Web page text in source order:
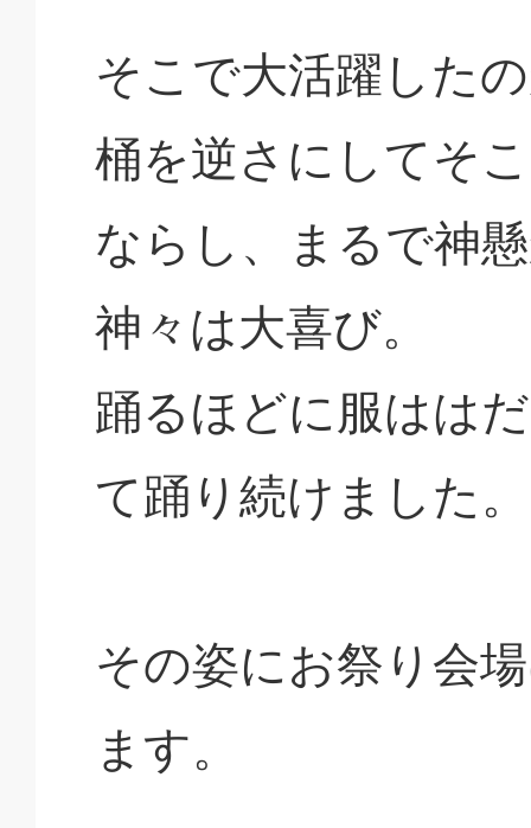
そこで大活躍した
桶を逆さにしてそ
ならし、まるで神
神々は大喜び。
踊るほどに服はは
て踊り続けました。
その姿にお祭り会
ます。